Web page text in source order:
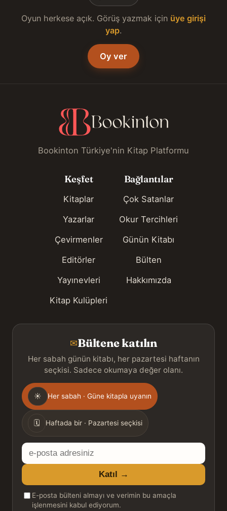
Oyun herkese açık. Görüş yazmak için üye girişi
yap.
Oy ver
Bookinton Türkiye'nin Kitap Platformu
Keşfet
Kitaplar
Yazarlar
Çevirmenler
Editörler
Yayınevleri
Kitap Kulüpleri
Bağlantılar
Çok Satanlar
Okur Tercihleri
Günün Kitabı
Bülten
Hakkımızda
✉Bültene katılın
Her sabah günün kitabı, her pazartesi haftanın
seçkisi. Sadece okumaya değer olanı.
Gönderim
sıklığı
☀ Her sabah · Güne kitapla uyanın
🗓 Haftada bir · Pazartesi seçkisi
E-
posta
adresiniz
Katıl →
E-posta bülteni almayı ve verimin bu amaçla
işlenmesini kabul ediyorum.